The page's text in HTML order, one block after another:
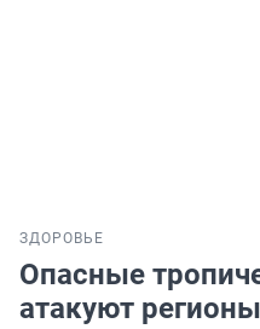
ЗДОРОВЬЕ
Опасные
атакуют